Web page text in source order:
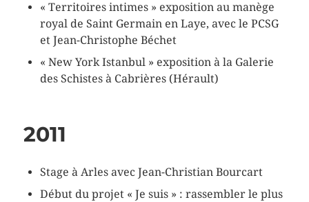
« Territoires intimes » exposition au manège
royal de Saint Germain en Laye, avec le PCSG
et Jean-Christophe Béchet
« New York Istanbul » exposition à la Galerie
des Schistes à Cabrières (Hérault)
2011
Stage à Arles avec Jean-Christian Bourcart
Début du projet « Je suis » : rassembler le plus